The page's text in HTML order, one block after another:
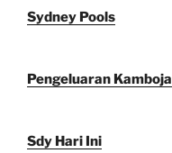
Sydney Pools
Pengeluaran Kamboja
Sdy Hari Ini